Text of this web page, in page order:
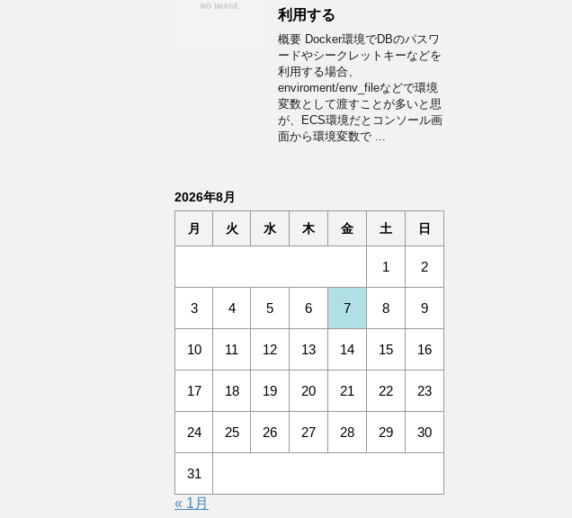
利用する
概要 Docker環境でDBのパスワ
ードやシークレットキーなどを
利用する場合、
enviroment/env_fileなどで環境
変数として渡すことが多いと思
が、ECS環境だとコンソール画
面から環境変数で ...
2026年8月
月 火 水 木 金 土 日
1 2
3 4 5 6 7 8 9
10 11 12 13 14 15 16
17 18 19 20 21 22 23
24 25 26 27 28 29 30
31
« 1月